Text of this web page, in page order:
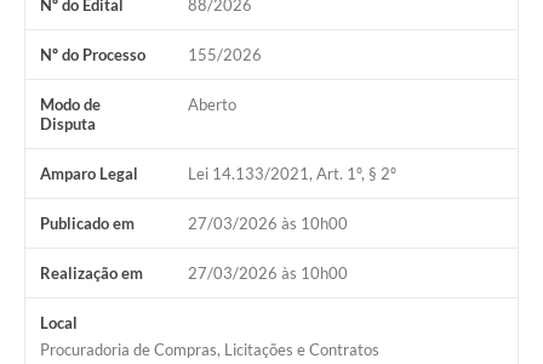
Nº do Edital 88/2026
Nº do Processo 155/2026
Modo de
Disputa
Aberto
Amparo Legal Lei 14.133/2021, Art. 1º, § 2º
Publicado em 27/03/2026 às 10h00
Realização em 27/03/2026 às 10h00
Local
Procuradoria de Compras, Licitações e Contratos